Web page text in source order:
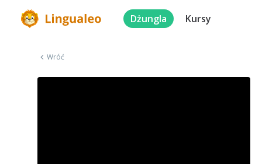
Dżungla Kursy
Wróć